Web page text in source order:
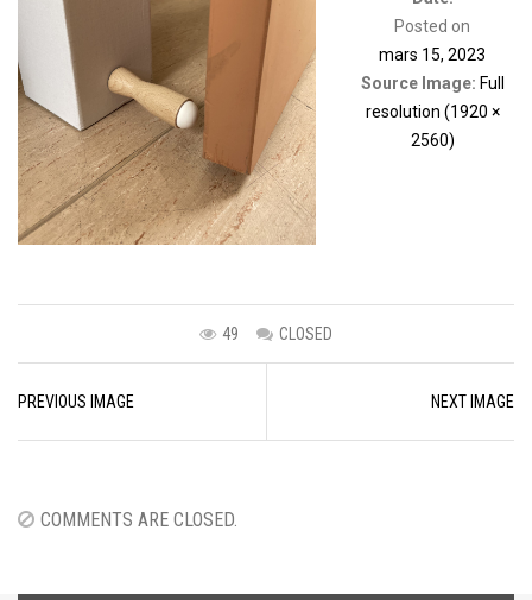
Posted on
mars 15, 2023
Source Image: Full
resolution (1920 ×
2560)
49 CLOSED
navigation
PREVIOUS IMAGE NEXT IMAGE
COMMENTS ARE CLOSED.